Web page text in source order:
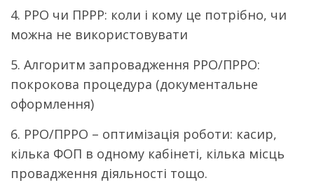
4. РРО чи ПРРР: коли і кому це потрібно, чи
можна не використовувати
5. Алгоритм запровадження РРО/ПРРО:
покрокова процедура (документальне
оформлення)
6. РРО/ПРРО – оптимізація роботи: касир,
кілька ФОП в одному кабінеті, кілька місць
провадження діяльності тощо.